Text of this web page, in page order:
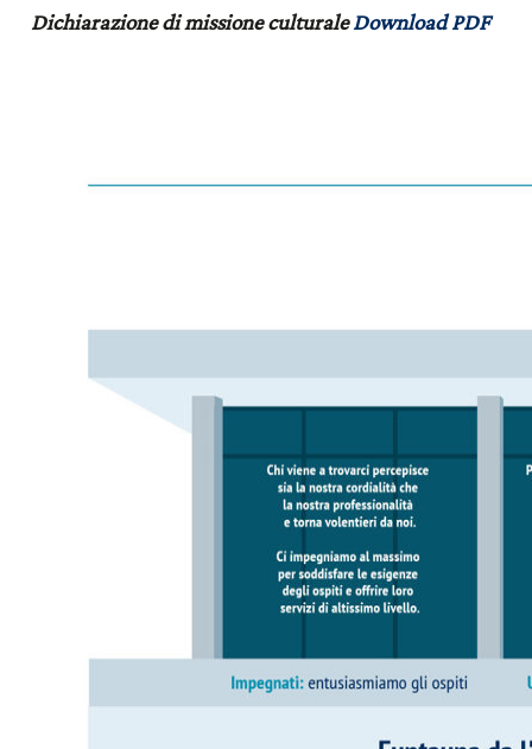
Dichiarazione di missione culturaleDownload PDF